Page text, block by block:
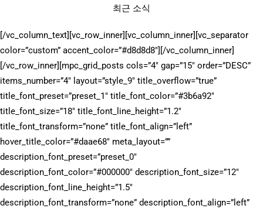
최근 소식
[/vc_column_text][vc_row_inner][vc_column_inner][vc_separator
color=”custom” accent_color=”#d8d8d8″][/vc_column_inner]
[/vc_row_inner][mpc_grid_posts cols=”4″ gap=”15″ order=”DESC”
items_number=”4″ layout=”style_9″ title_overflow=”true”
title_font_preset=”preset_1″ title_font_color=”#3b6a92″
title_font_size=”18″ title_font_line_height=”1.2″
title_font_transform=”none” title_font_align=”left”
hover_title_color=”#daae68″ meta_layout=””
description_font_preset=”preset_0″
description_font_color=”#000000″ description_font_size=”12″
description_font_line_height=”1.5″
description_font_transform=”none” description_font_align=”left”